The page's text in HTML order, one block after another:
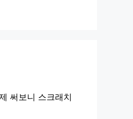
써보니 스크래치